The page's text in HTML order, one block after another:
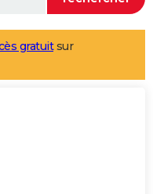
gratuitsur